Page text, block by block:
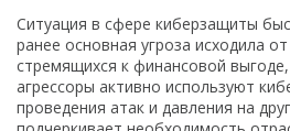
Ситуация в сфере киберзащиты
ранее основная угроза исходила
стремящихся к финансовой
агрессоры активно используют
проведения атак и давления на